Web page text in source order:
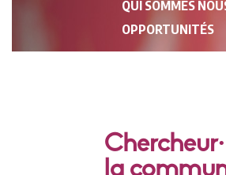
PRINCIPALE
QUI SOMMES
OPPORTUNITÉS